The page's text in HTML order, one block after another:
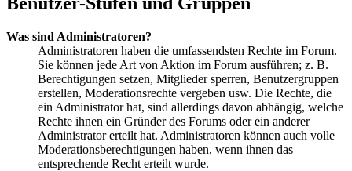
Was sind Administratoren?
Administratoren haben die umfassendsten Rechte im Forum.
Sie können jede Art von Aktion im Forum ausführen; z. B.
Berechtigungen setzen, Mitglieder sperren, Benutzergruppen
erstellen, Moderationsrechte vergeben usw. Die Rechte, die
ein Administrator hat, sind allerdings davon abhängig, welche
Rechte ihnen ein Gründer des Forums oder ein anderer
Administrator erteilt hat. Administratoren können auch volle
Moderationsberechtigungen haben, wenn ihnen das
entsprechende Recht erteilt wurde.